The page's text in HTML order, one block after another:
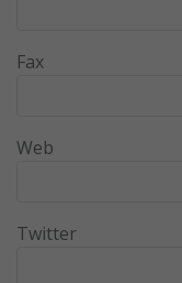
Fax
Web
Twitter